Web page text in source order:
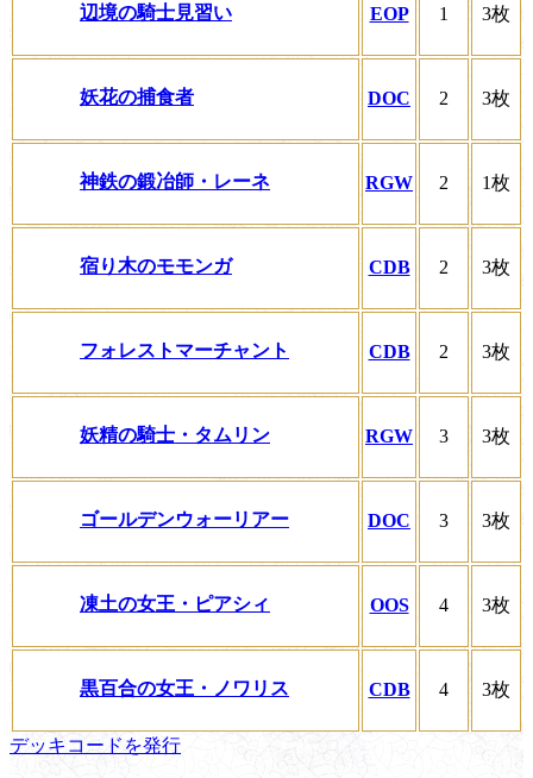
辺境の騎士見習い EOP 1 3枚
妖花の捕食者 DOC 2 3枚
神鉄の鍛冶師・レーネ RGW 2 1枚
宿り木のモモンガ CDB 2 3枚
フォレストマーチャント CDB 2 3枚
妖精の騎士・タムリン RGW 3 3枚
ゴールデンウォーリアー DOC 3 3枚
凍土の女王・ピアシィ OOS 4 3枚
黒百合の女王・ノワリス CDB 4 3枚
デッキコードを発行